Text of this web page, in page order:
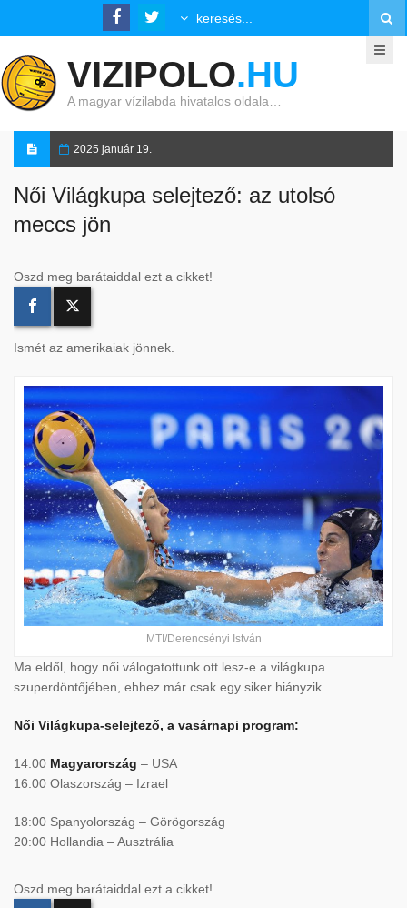
VIZIPOLO.HU
A magyar vízilabda hivatalos oldala…
2025 január 19.
Női Világkupa selejtező: az utolsó
meccs jön
Oszd meg barátaiddal ezt a cikket!
Ismét az amerikaiak jönnek.
MTI/Derencsényi István
Ma eldől, hogy női válogatottunk ott lesz-e a világkupa
szuperdöntőjében, ehhez már csak egy siker hiányzik.
Női Világkupa-selejtező, a vasárnapi program:
14:00 Magyarország – USA
16:00 Olaszország – Izrael
18:00 Spanyolország – Görögország
20:00 Hollandia – Ausztrália
Oszd meg barátaiddal ezt a cikket!